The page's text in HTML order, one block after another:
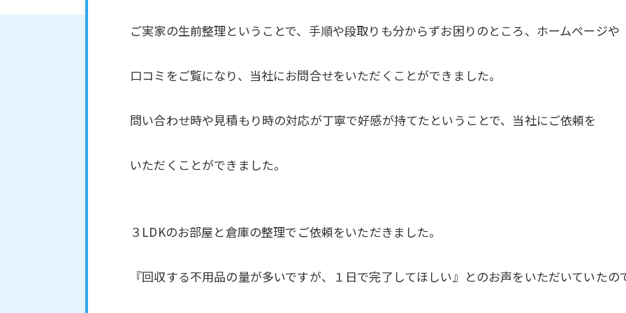
ご実家の生前整理ということで、手順や段取りも分からずお困りのところ、ホームページや
口コミをご覧になり、当社にお問合せをいただくことができました。
問い合わせ時や見積もり時の対応が丁寧で好感が持てたということで、当社にご依頼を
いただくことができました。
３LDKのお部屋と倉庫の整理でご依頼をいただきました。
『回収する不用品の量が多いですが、１日で完了してほしい』とのお声をいただいていたの